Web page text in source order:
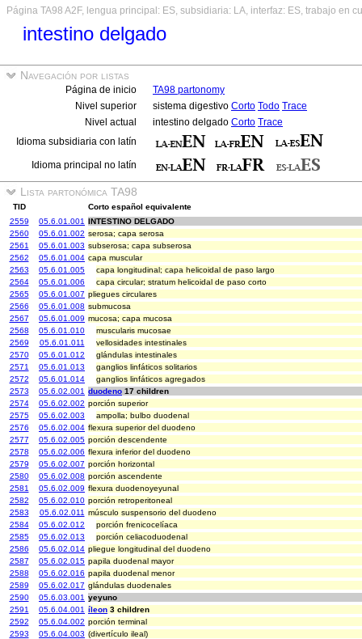
Página TA98 A2F, lengua principal: ES, subsidiaria: LA, interfaz: ES, trabajo en
intestino delgado
Navegación por listas
Página de inicio
TA98 partonomy
Nivel superior
sistema digestivo Corto Todo Trace
Nivel actual
intestino delgado Corto Trace
Idioma subsidiaria con latín
Idioma principal no latín
Lista partonómica TA98
TID
Corto español equivalente
2559
05.6.01.001 INTESTINO DELGADO
2560
05.6.01.002 serosa; capa serosa
2561
05.6.01.003 subserosa; capa subserosa
2562
05.6.01.004 capa muscular
2563
05.6.01.005
capa longitudinal; capa helicoidal de paso largo
2564
05.6.01.006
capa circular; stratum helicoidal de paso corto
2565
05.6.01.007 pliegues circulares
2566
05.6.01.008 submucosa
2567
05.6.01.009 mucosa; capa mucosa
2568
05.6.01.010
muscularis mucosae
2569
05.6.01.011
vellosidades intestinales
2570
05.6.01.012
glándulas intestinales
2571
05.6.01.013
ganglios linfáticos solitarios
2572
05.6.01.014
ganglios linfáticos agregados
2573
05.6.02.001 duodeno 17 children
2574
05.6.02.002 porción superior
2575
05.6.02.003
ampolla; bulbo duodenal
2576
05.6.02.004 flexura superior del duodeno
2577
05.6.02.005 porción descendente
2578
05.6.02.006 flexura inferior del duodeno
2579
05.6.02.007 porción horizontal
2580
05.6.02.008 porción ascendente
2581
05.6.02.009 flexura duodenoyeyunal
2582
05.6.02.010 porción retroperitoneal
2583
05.6.02.011 músculo suspensorio del duodeno
2584
05.6.02.012
porción frenicocelíaca
2585
05.6.02.013
porción celiacoduodenal
2586
05.6.02.014 pliegue longitudinal del duodeno
2587
05.6.02.015 papila duodenal mayor
2588
05.6.02.016 papila duodenal menor
2589
05.6.02.017 glándulas duodenales
2590
05.6.03.001 yeyuno
2591
05.6.04.001 íleon 3 children
2592
05.6.04.002 porción terminal
2593
05.6.04.003 (divertículo ileal)